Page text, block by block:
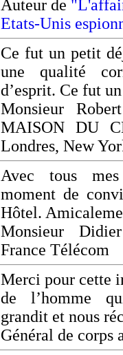
Auteur de
Etats-Unis
Ce fut un petit
une qualité
d’esprit. Ce fut
Monsieur
MAISON DU
Londres, New
Avec tous
moment de
Hôtel.
Monsieur
France Télécom
Merci pour cette
de l’homme
grandit et nous
Général de corps